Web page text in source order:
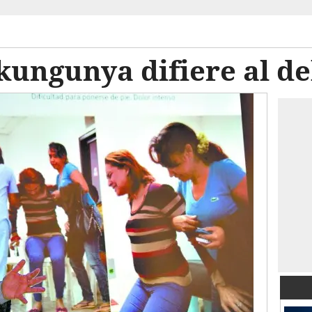
difiere al